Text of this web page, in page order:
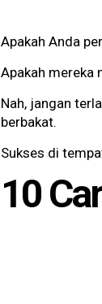
Apakah Anda
Apakah mereka
Nah, jangan
berbakat.
Sukses di
10